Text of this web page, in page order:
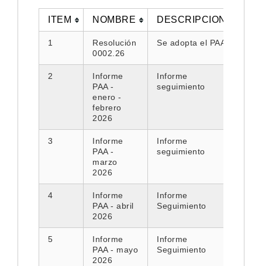
ITEM NOMBRE DESCRIPCION
1
Resolución
0002.26
Se adopta el PAA
2
Informe
PAA -
enero -
febrero
2026
Informe
seguimiento
3
Informe
PAA -
marzo
2026
Informe
seguimiento
4
Informe
PAA - abril
2026
Informe
Seguimiento
5
Informe
PAA - mayo
2026
Informe
Seguimiento